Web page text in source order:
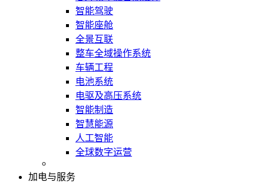
智能驾驶
智能座舱
全景互联
整车全域操作系统
车辆工程
电池系统
电驱及高压系统
智能制造
智慧能源
人工智能
全球数字运营
加电与服务